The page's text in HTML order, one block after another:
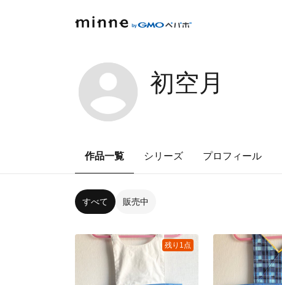
初空月
作品一覧 シリーズ プロフィール
すべて 販売中
残り1点